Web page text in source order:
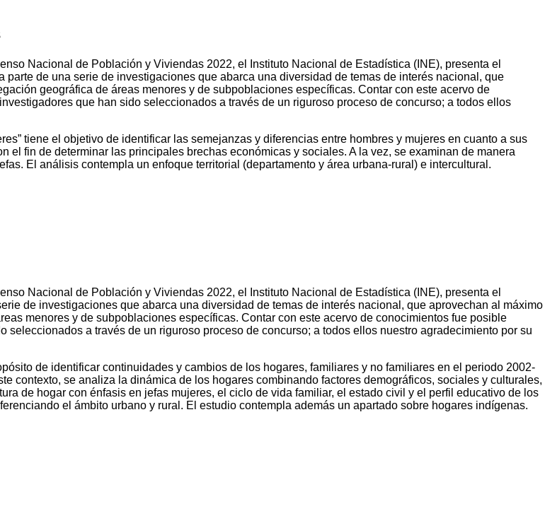
Nacional de Población y Viviendas 2022, el Instituto Nacional de Estadística (INE), presenta el
parte de una serie de investigaciones que abarca una diversidad de temas de interés nacional, que
geográfica de áreas menores y de subpoblaciones específicas. Contar con este acervo de
que han sido seleccionados a través de un riguroso proceso de concurso; a todos ellos
tiene el objetivo de identificar las semejanzas y diferencias entre hombres y mujeres en cuanto a sus
el fin de determinar las principales brechas económicas y sociales. A la vez, se examinan de manera
El análisis contempla un enfoque territorial (departamento y área urbana-rural) e intercultural.
Nacional de Población y Viviendas 2022, el Instituto Nacional de Estadística (INE), presenta el
de investigaciones que abarca una diversidad de temas de interés nacional, que aprovechan al máximo
menores y de subpoblaciones específicas. Contar con este acervo de conocimientos fue posible
a través de un riguroso proceso de concurso; a todos ellos nuestro agradecimiento por su
de identificar continuidades y cambios de los hogares, familiares y no familiares en el periodo 2002-
contexto, se analiza la dinámica de los hogares combinando factores demográficos, sociales y culturales,
de hogar con énfasis en jefas mujeres, el ciclo de vida familiar, el estado civil y el perfil educativo de los
el ámbito urbano y rural. El estudio contempla además un apartado sobre hogares indígenas.